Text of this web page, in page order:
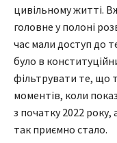
цивільному житті.
головне у полоні
час мали доступ до
було в
фільтрувати те, що
моментів, коли
з початку 2022 року,
так приємно стало.